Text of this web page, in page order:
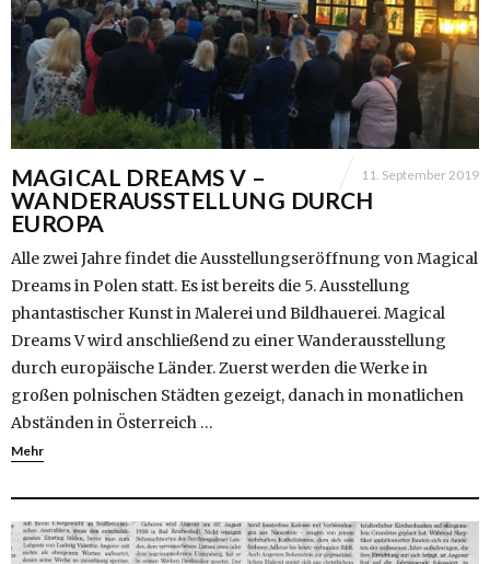
MAGICAL DREAMS V –
WANDERAUSSTELLUNG DURCH
EUROPA
11. September 2019
Alle zwei Jahre findet die Ausstellungseröffnung von Magical
Dreams in Polen statt. Es ist bereits die 5. Ausstellung
phantastischer Kunst in Malerei und Bildhauerei. Magical
Dreams V wird anschließend zu einer Wanderausstellung
durch europäische Länder. Zuerst werden die Werke in
großen polnischen Städten gezeigt, danach in monatlichen
Abständen in Österreich …
Mehr